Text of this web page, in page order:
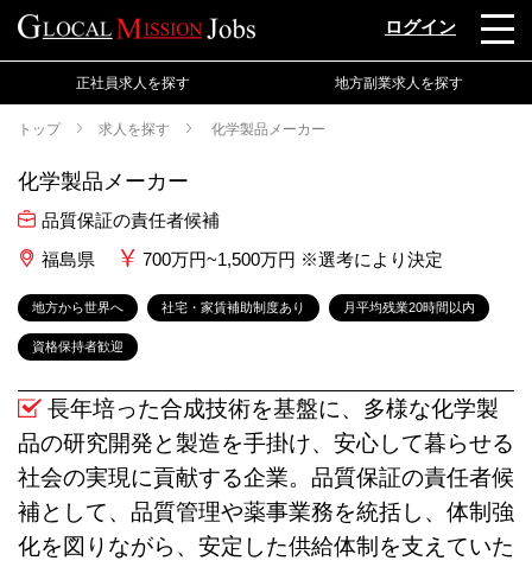
ログイン
正社員求人を探す 地方副業求人を探す
トップ 求人を探す 化学製品メーカー
化学製品メーカー
品質保証の責任者候補
福島県
700万円~1,500万円 ※選考により決定
地方から世界へ 社宅・家賃補助制度あり 月平均残業20時間以内
資格保持者歓迎
長年培った合成技術を基盤に、多様な化学製
品の研究開発と製造を手掛け、安心して暮らせる
社会の実現に貢献する企業。品質保証の責任者候
補として、品質管理や薬事業務を統括し、体制強
化を図りながら、安定した供給体制を支えていた